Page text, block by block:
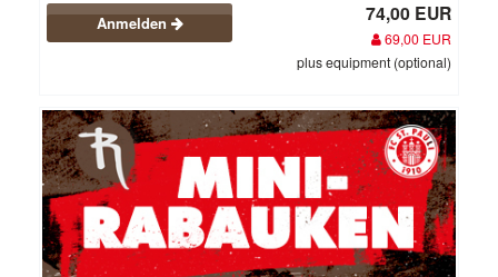
Anmelden 74,00 EUR
69,00 EUR
plus equipment (optional)